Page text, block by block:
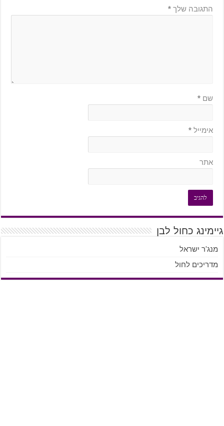
התגובה שלך *
שם *
אימייל *
אתר
גיימינג כחול לבן
מנג'ר ישראל
מדריכים לחול